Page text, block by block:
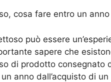
cosa fare entro un anno
può essere
sapere che
di prodotto consegnato
anno dall’acquisto di